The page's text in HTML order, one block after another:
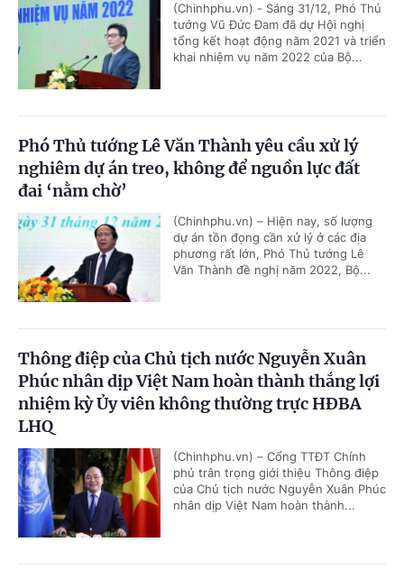
(Chinhphu.vn) - Sáng 31/12, Phó Thủ
tướng Vũ Đức Đam đã dự Hội nghị
tổng kết hoạt động năm 2021 và triển
khai nhiệm vụ năm 2022 của Bộ...
Phó Thủ tướng Lê Văn Thành yêu cầu xử lý
nghiêm dự án treo, không để nguồn lực đất
đai ‘nằm chờ’
(Chinhphu.vn) – Hiện nay, số lượng
dự án tồn đọng cần xử lý ở các địa
phương rất lớn, Phó Thủ tướng Lê
Văn Thành đề nghị năm 2022, Bộ...
Thông điệp của Chủ tịch nước Nguyễn Xuân
Phúc nhân dịp Việt Nam hoàn thành thắng lợi
nhiệm kỳ Ủy viên không thường trực HĐBA
LHQ
(Chinhphu.vn) – Cổng TTĐT Chính
phủ trân trọng giới thiệu Thông điệp
của Chủ tịch nước Nguyễn Xuân Phúc
nhân dịp Việt Nam hoàn thành...